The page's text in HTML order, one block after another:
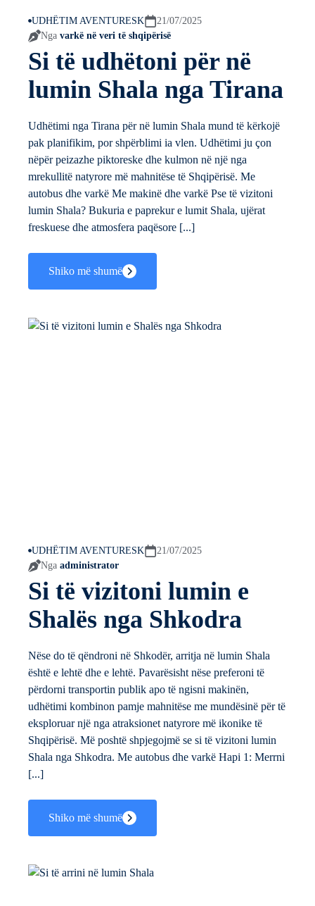
UDHËTIM AVENTURESK
21/07/2025
Nga varkë në veri të shqipërisë
Si të udhëtoni për në
lumin Shala nga Tirana
Udhëtimi nga Tirana për në lumin Shala mund të kërkojë
pak planifikim, por shpërblimi ia vlen. Udhëtimi ju çon
nëpër peizazhe piktoreske dhe kulmon në një nga
mrekullitë natyrore më mahnitëse të Shqipërisë. Me
autobus dhe varkë Me makinë dhe varkë Pse të vizitoni
lumin Shala? Bukuria e paprekur e lumit Shala, ujërat
freskuese dhe atmosfera paqësore [...]
Shiko më shumë
UDHËTIM AVENTURESK
21/07/2025
Nga administrator
Si të vizitoni lumin e
Shalës nga Shkodra
Nëse do të qëndroni në Shkodër, arritja në lumin Shala
është e lehtë dhe e lehtë. Pavarësisht nëse preferoni të
përdorni transportin publik apo të ngisni makinën,
udhëtimi kombinon pamje mahnitëse me mundësinë për të
eksploruar një nga atraksionet natyrore më ikonike të
Shqipërisë. Më poshtë shpjegojmë se si të vizitoni lumin
Shala nga Shkodra. Me autobus dhe varkë Hapi 1: Merrni
[...]
Shiko më shumë